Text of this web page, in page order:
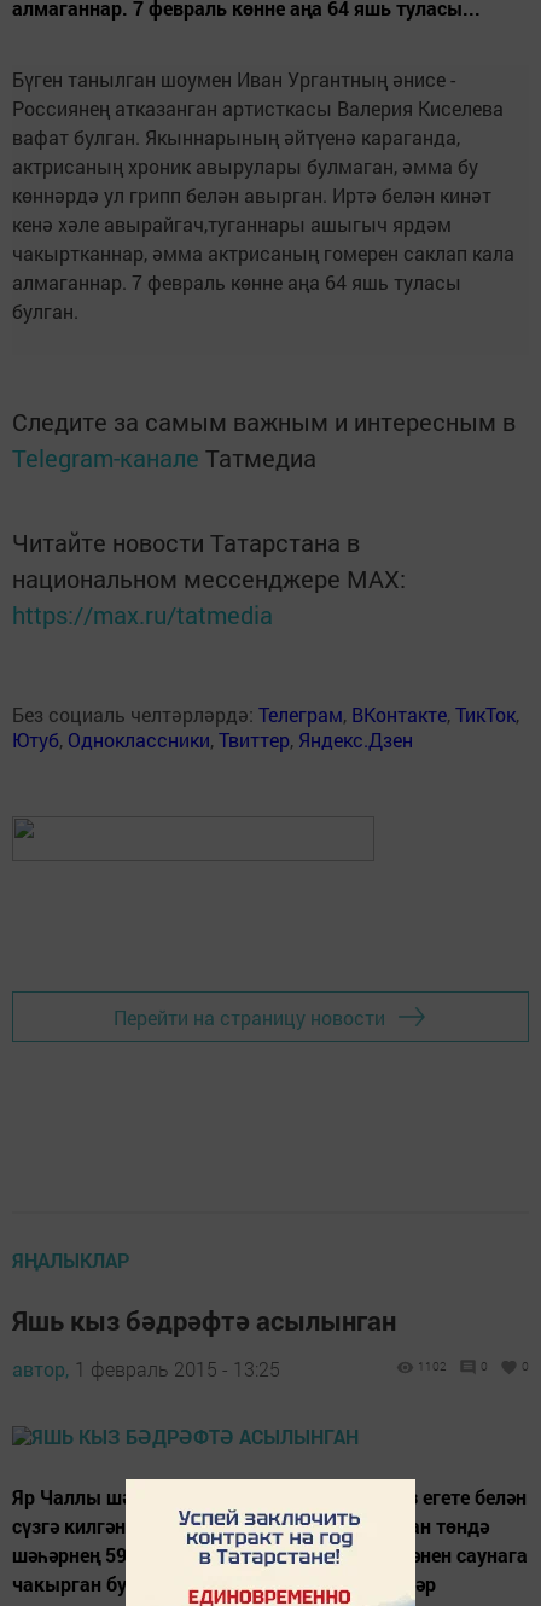
алмаганнар. 7 февраль көнне аңа 64 яшь туласы...
Бүген танылган шоумен Иван Ургантның әнисе -
Россиянең атказанган артисткасы Валерия Киселева
вафат булган. Якыннарының әйтүенә караганда,
актрисаның хроник авырулары булмаган, әмма бу
көннәрдә ул грипп белән авырган. Иртә белән кинәт
кенә хәле авырайгач,туганнары ашыгыч ярдәм
чакыртканнар, әмма актрисаның гомерен саклап кала
алмаганнар. 7 февраль көнне аңа 64 яшь туласы
булган.
Следите за самым важным и интересным в
Telegram-канале Татмедиа
Читайте новости Татарстана в
национальном мессенджере MАХ:
https://max.ru/tatmedia
Без социаль челтәрләрдә: Телеграм, ВКонтакте,ТикТок,
Ютуб, Одноклассники,Твиттер, Яндекс.Дзен
Перейти на страницу новости
ЯҢАЛЫКЛАР
Яшь кыз бәдрәфтә асылынган
автор, 1 февраль 2015 - 13:25 1102 0 0
Яр Чаллы шәһәрендә яшәүче 25 яшьлек кыз егете белән
сүзгә килгәннән соң бауга менә Фаҗига узган төндә
шәһәрнең 59 комплексында була. Егет сөйгәнен саунага
чакырган була. Ниндидер сәбәп белән яшьләр